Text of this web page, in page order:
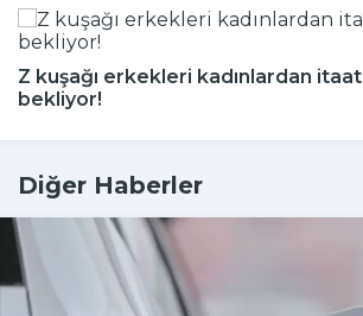
Z kuşağı erkekleri kadınlardan itaat
bekliyor!
Diğer Haberler